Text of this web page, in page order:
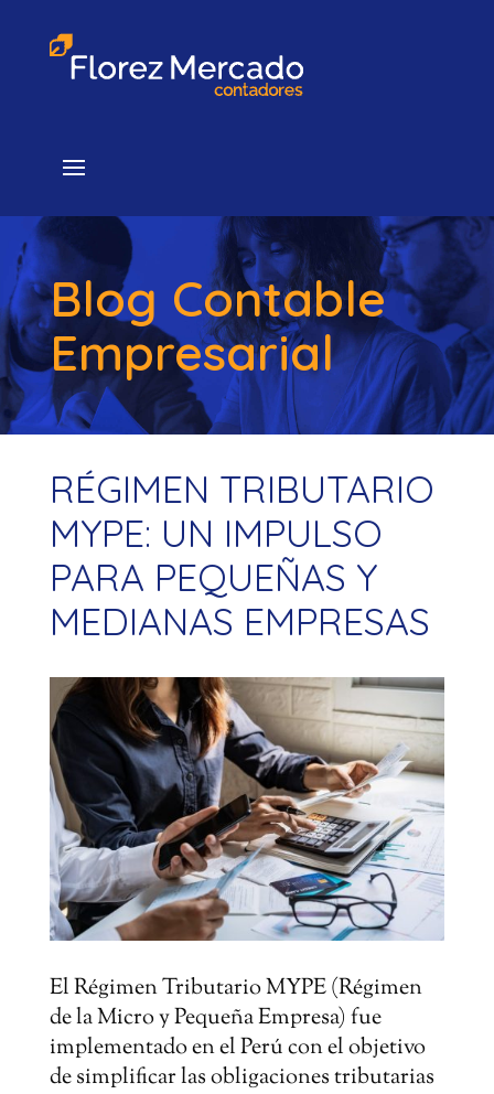
Blog Contable
Empresarial
RÉGIMEN TRIBUTARIO
MYPE: UN IMPULSO
PARA PEQUEÑAS Y
MEDIANAS EMPRESAS
El Régimen Tributario MYPE (Régimen
de la Micro y Pequeña Empresa) fue
implementado en el Perú con el objetivo
de simplificar las obligaciones tributarias